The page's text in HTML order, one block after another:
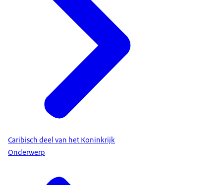
Caribisch deel van het Koninkrijk
Onderwerp